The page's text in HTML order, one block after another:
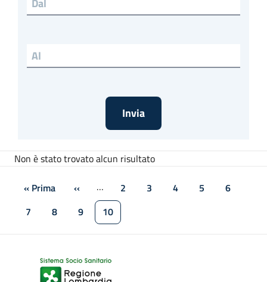
Data al
Non è stato trovato alcun risultato
Paginazione
Prima pagina
« Prima Pagina precedente
‹‹ … Pagina
2 Pagina
3 Pagina
4 Pagina
5 Pagina
6
Pagina
7 Pagina
8 Pagina
9 Pagina attuale
10